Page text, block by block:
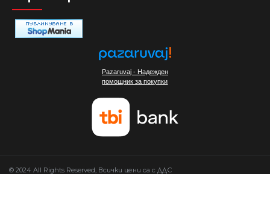
Pazaruvaj - Надежден
помощник за покупки
© 2024 All Rights Reserved, Всички цени са с ДДС